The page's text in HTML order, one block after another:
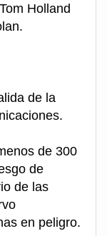
Holland
de la
de 300
de
de las
en peligro.